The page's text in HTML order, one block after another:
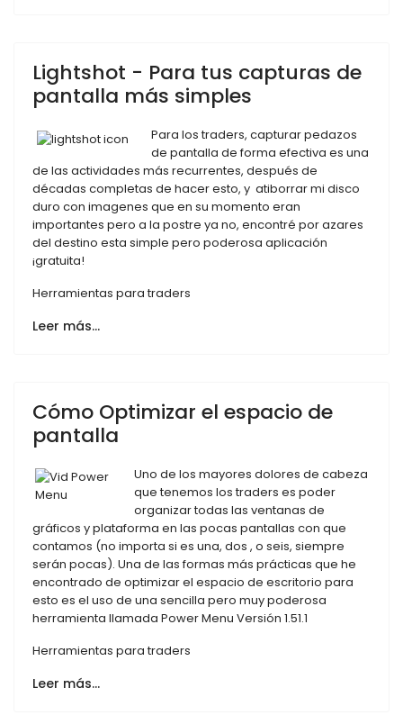
Lightshot - Para tus capturas de
pantalla más simples
Para los traders, capturar pedazos
de pantalla de forma efectiva es una
de las actividades más recurrentes, después de
décadas completas de hacer esto, y atiborrar mi disco
duro con imagenes que en su momento eran
importantes pero a la postre ya no, encontré por azares
del destino esta simple pero poderosa aplicación
¡gratuita!
Herramientas para traders
Leer más…
Cómo Optimizar el espacio de
pantalla
Uno de los mayores dolores de cabeza
que tenemos los traders es poder
organizar todas las ventanas de
gráficos y plataforma en las pocas pantallas con que
contamos (no importa si es una, dos , o seis, siempre
serán pocas). Una de las formas más prácticas que he
encontrado de optimizar el espacio de escritorio para
esto es el uso de una sencilla pero muy poderosa
herramienta llamada Power Menu Versión 1.51.1
Herramientas para traders
Leer más…